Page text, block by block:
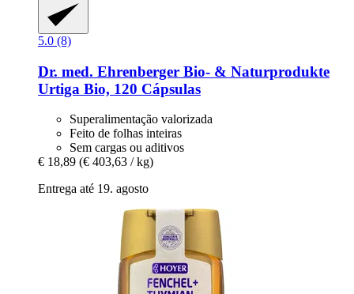
5.0 (8)
Dr. med. Ehrenberger Bio- & Naturprodukte
Urtiga Bio, 120 Cápsulas
Superalimentação valorizada
Feito de folhas inteiras
Sem cargas ou aditivos
€ 18,89 (€ 403,63 / kg)
Entrega até 19. agosto